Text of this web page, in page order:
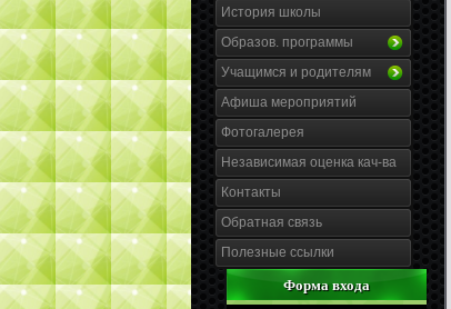
История школы
Образов. программы
Учащимся и родителям
Афиша мероприятий
Фотогалерея
Независимая оценка кач-ва
Контакты
Обратная связь
Полезные ссылки
Форма входа